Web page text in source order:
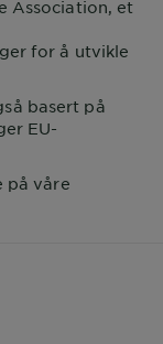
Association, et
for å utvikle
basert på
EU-
på våre